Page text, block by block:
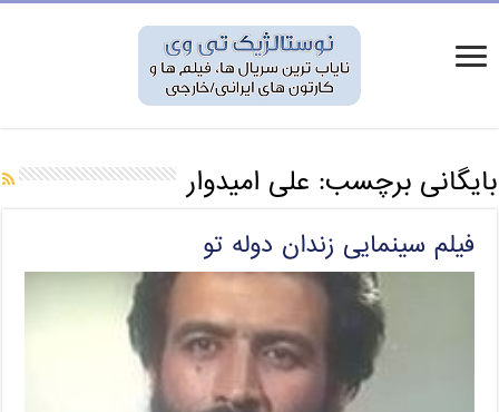
بایگانی برچسب: علی امیدوار
فیلم سینمایی زندان دوله تو